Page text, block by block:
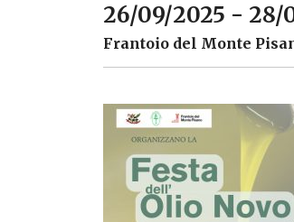
26/09/2025 - 28/
Frantoio del Monte